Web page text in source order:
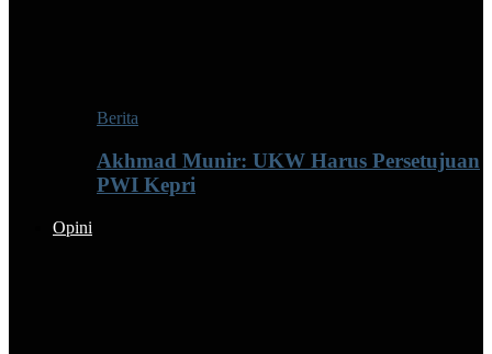
Berita
Akhmad Munir: UKW Harus Persetujuan
PWI Kepri
Opini